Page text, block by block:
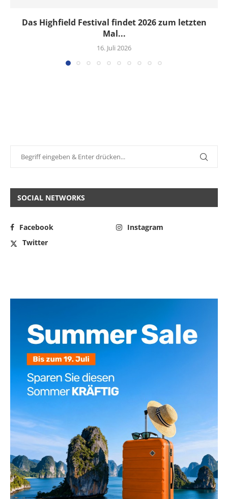
Das Highfield Festival findet 2026 zum letzten
Mal...
16. Juli 2026
SOCIAL NETWORKS
Facebook
Instagram
Twitter